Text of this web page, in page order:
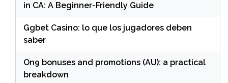
in CA: A Beginner-Friendly Guide
Ggbet Casino: lo que los jugadores deben
saber
On9 bonuses and promotions (AU): a practical
breakdown